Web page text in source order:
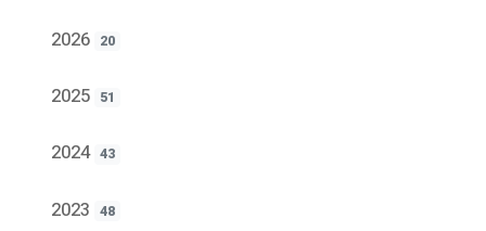
2026 20
2025 51
2024 43
2023 48